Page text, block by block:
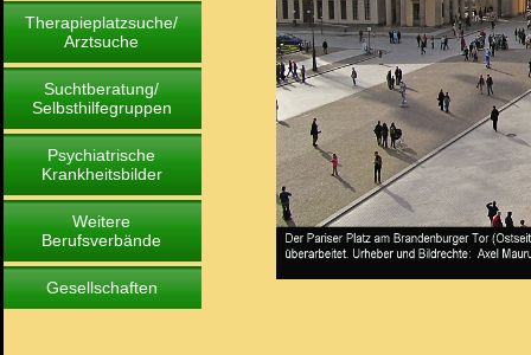
Therapieplatzsuche/
Arztsuche
Suchtberatung/
Selbsthilfegruppen
Psychiatrische
Krankheitsbilder
Weitere
Berufsverbände
Gesellschaften